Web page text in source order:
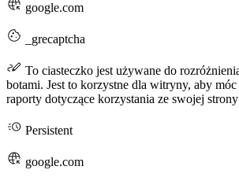
google.com
_grecaptcha
To ciasteczko jest używane do
botami. Jest to korzystne dla witryny, aby
raporty dotyczące korzystania ze swojej
Persistent
google.com